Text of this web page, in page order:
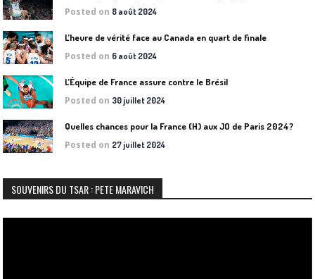
Posted on 8 août 2024
L’heure de vérité face au Canada en quart de finale
Posted on 6 août 2024
L’Équipe de France assure contre le Brésil
Posted on 30 juillet 2024
Quelles chances pour la France (H) aux JO de Paris 2024?
Posted on 27 juillet 2024
SOUVENIRS DU TSAR : PETE MARAVICH